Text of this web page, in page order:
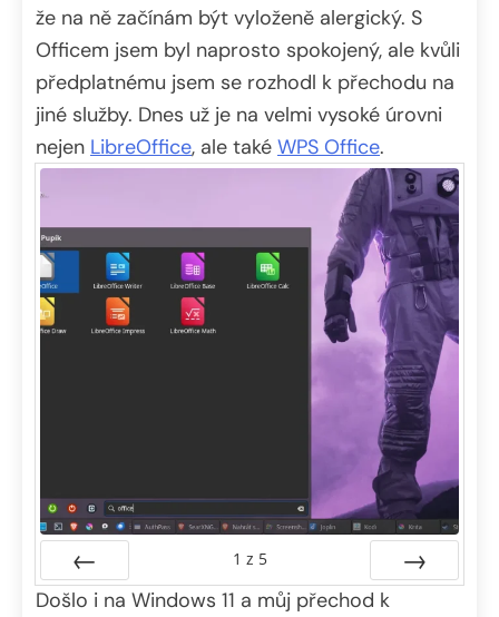
že na ně začínám být vyloženě alergický. S
Officem jsem byl naprosto spokojený, ale kvůli
předplatnému jsem se rozhodl k přechodu na
jiné služby. Dnes už je na velmi vysoké úrovni
nejen LibreOffice, ale také WPS Office.
Předchozí
1 z 5
Došlo i na Windows 11 a můj přechod k